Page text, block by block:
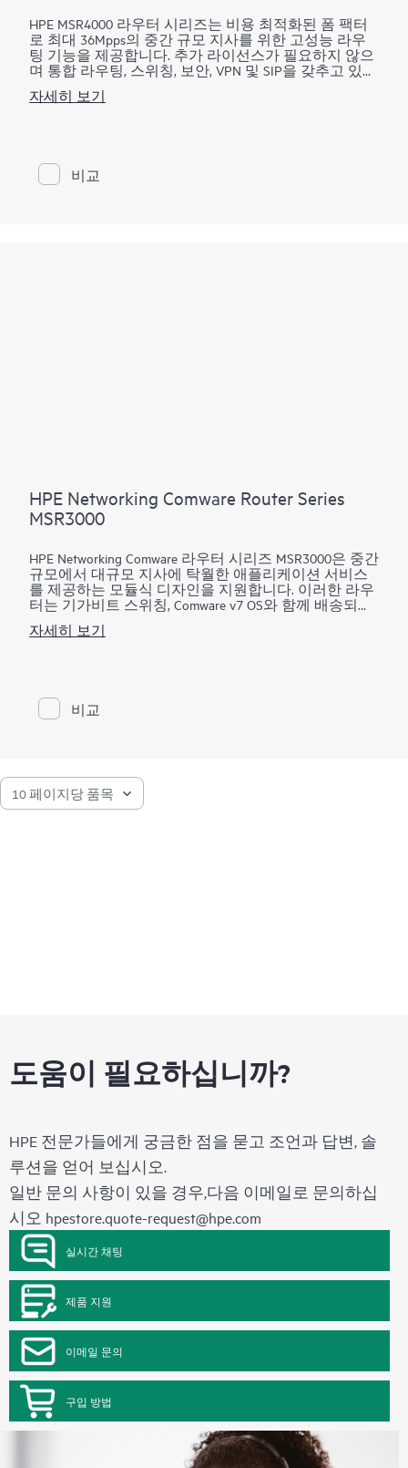
HPE MSR4000 라우터 시리즈는 비용 최적화된 폼 팩터
로 최대 36Mpps의 중간 규모 지사를 위한 고성능 라우
팅 기능을 제공합니다. 추가 라이선스가 필요하지 않으
며 통합 라우팅, 스위칭, 보안, VPN 및 SIP을 갖추고 있어
상시킬 수 있습니다. MSR4000 라우터 시리즈는 Open
자세히 보기
비교
HPE Networking Comware Router Series
MSR3000
HPE Networking Comware 라우터 시리즈 MSR3000은 중간
규모에서 대규모 지사에 탁월한 애플리케이션 서비스
를 제공하는 모듈식 디자인을 지원합니다. 이러한 라우
터는 기가비트 스위칭, Comware v7 OS와 함께 배송되는
춘 탄력적 라우팅 플랫폼을 제공하며 최대 13Mpps의 전
HPE Networking Comware 라우터 시리즈 MSR3000은
Open Application Platform 모듈을 통해 다양한 가상 애플
MSR3000 시리즈는 관리가 쉬운 단일 플랫폼에서 통합
된 동시 서비스를 전달하면서 변화하는 비즈니스 요건
에 빠르게 적응할 수 있는 민첩하고 유연한 네트워크 인
자세히 보기
비교
도움이 필요하십니까?
HPE 전문가들에게 궁금한 점을 묻고 조언과 답변, 솔
루션을 얻어 보십시오.
일반 문의 사항이 있을 경우,다음 이메일로 문의하십
시오 hpestore.quote-request@hpe.com
실시간 채팅
제품 지원
이메일 문의
구입 방법